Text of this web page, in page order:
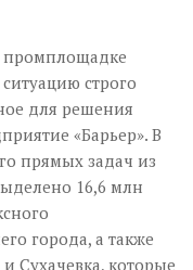
строго
для решения
«Барьер». В
прямых задач из
16,6 млн
города, а также
Сухачевка, которые